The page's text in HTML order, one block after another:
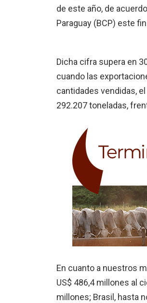
de este año, de
Paraguay (BCP) este
Dicha cifra supera en
cuando las
cantidades vendidas,
292.207 toneladas,
En cuanto a nuestros
US$ 486,4 millones al
millones; Brasil, hasta